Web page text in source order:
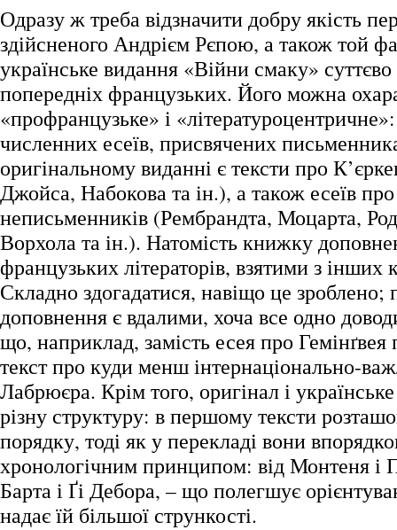
Одразу ж треба відзначити добру якість
здійсненого Андрієм Рєпою, а також той
українське видання «Війни смаку» суттєво
попередніх французьких. Його можна
«профранцузьке» і
численних есеїв, присвячених
оригінальному виданні є тексти про
Джойса, Набокова та ін.), а також есеїв
неписьменників (Рембрандта, Моцарта,
Ворхола та ін.). Натомість книжку
французьких літераторів, взятими з
Складно здогадатися, навіщо це зроблено;
доповнення є вдалими, хоча все одно
що, наприклад, замість есея про Гемінґвея
текст про куди менш інтернаціонально-
Лабрюєра. Крім того, оригінал і
різну структуру: в першому тексти
порядку, тоді як у перекладі вони
хронологічним принципом: від Монтеня і
Барта і Ґі Дебора, – що полегшує
надає їй більшої стрункості.